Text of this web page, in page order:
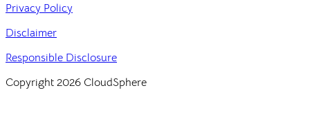
Privacy Policy
Disclaimer
Responsible Disclosure
Copyright 2026 CloudSphere